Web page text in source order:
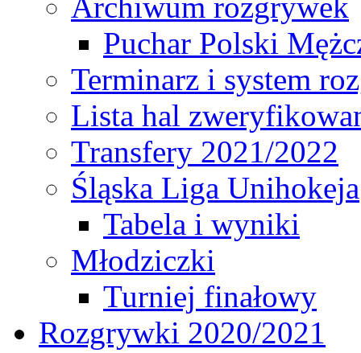
Puchar Polski
Terminarz i system
Lista hal
Transfery 2021/2022
Śląska Liga Unihokeja
Tabela i wyniki
Młodziczki
Turniej finałowy
Rozgrywki 2020/2021